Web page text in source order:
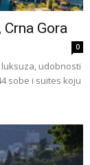
Gora
0
udobnosti
sobe i suites koju